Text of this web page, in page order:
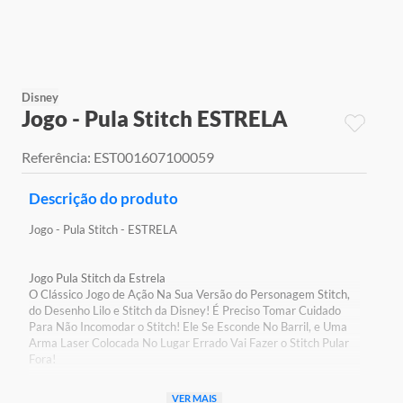
Disney
Jogo - Pula Stitch ESTRELA
Referência: EST001607100059
Descrição do produto
Jogo - Pula Stitch - ESTRELA
Jogo Pula Stitch da Estrela
O Clássico Jogo de Ação Na Sua Versão do Personagem Stitch,
do Desenho Lilo e Stitch da Disney! É Preciso Tomar Cuidado
Para Não Incomodar o Stitch! Ele Se Esconde No Barril, e Uma
Arma Laser Colocada No Lugar Errado Vai Fazer o Stitch Pular
Fora!
VER MAIS